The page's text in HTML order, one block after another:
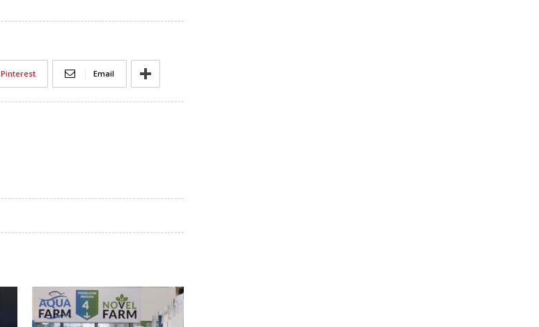
Pinterest Email